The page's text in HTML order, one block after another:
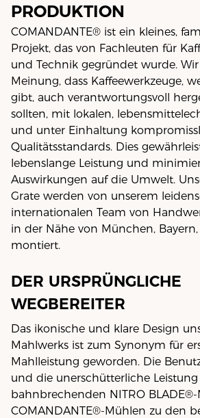
PRODUKTION
COMANDANTE® ist ein kleines,
Projekt, das von Fachleuten für
und Technik gegründet wurde.
Meinung, dass Kaffeewerkzeuge,
gibt, auch verantwortungsvoll
sollten, mit lokalen,
und unter Einhaltung
Qualitätsstandards. Dies
lebenslange Leistung und
Auswirkungen auf die Umwelt.
Grate werden von unserem
internationalen Team von
in der Nähe von München,
montiert.
DER URSPRÜNGLICHE
WEGBEREITER
Das ikonische und klare Design
Mahlwerks ist zum Synonym für
Mahlleistung geworden. Die
und die unerschütterliche Leistung
bahnbrechenden NITRO
COMANDANTE®-Mühlen zu den